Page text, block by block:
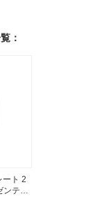
：
ート 2
テー